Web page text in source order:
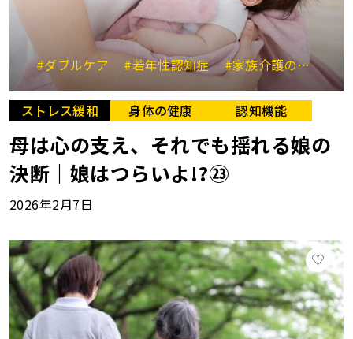
#ダブルケア #若年性認知症 #家族介護の葛藤
ストレス緩和 身体の健康 認知機能
母は心の支え、それでも揺れる娘の
決断｜娘はつらいよ!?㉓
2026年2月7日